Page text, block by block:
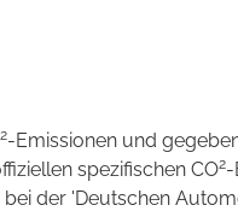
2-Emissionen und
spezifischen CO2-
der 'Deutschen